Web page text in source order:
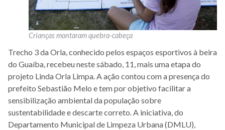
Crianças montaram quebra-cabeça
Trecho 3 da Orla, conhecido pelos espaços esportivos à beira
do Guaíba, recebeu neste sábado, 11, mais uma etapa do
projeto Linda Orla Limpa. A ação contou com a presença do
prefeito Sebastião Melo e tem por objetivo facilitar a
sensibilização ambiental da população sobre
sustentabilidade e descarte correto. A iniciativa, do
Departamento Municipal de Limpeza Urbana (DMLU),